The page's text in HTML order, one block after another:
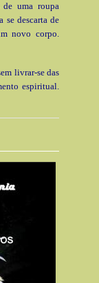
de uma roupa
se descarta de
novo corpo.
livrar-se das
espiritual.